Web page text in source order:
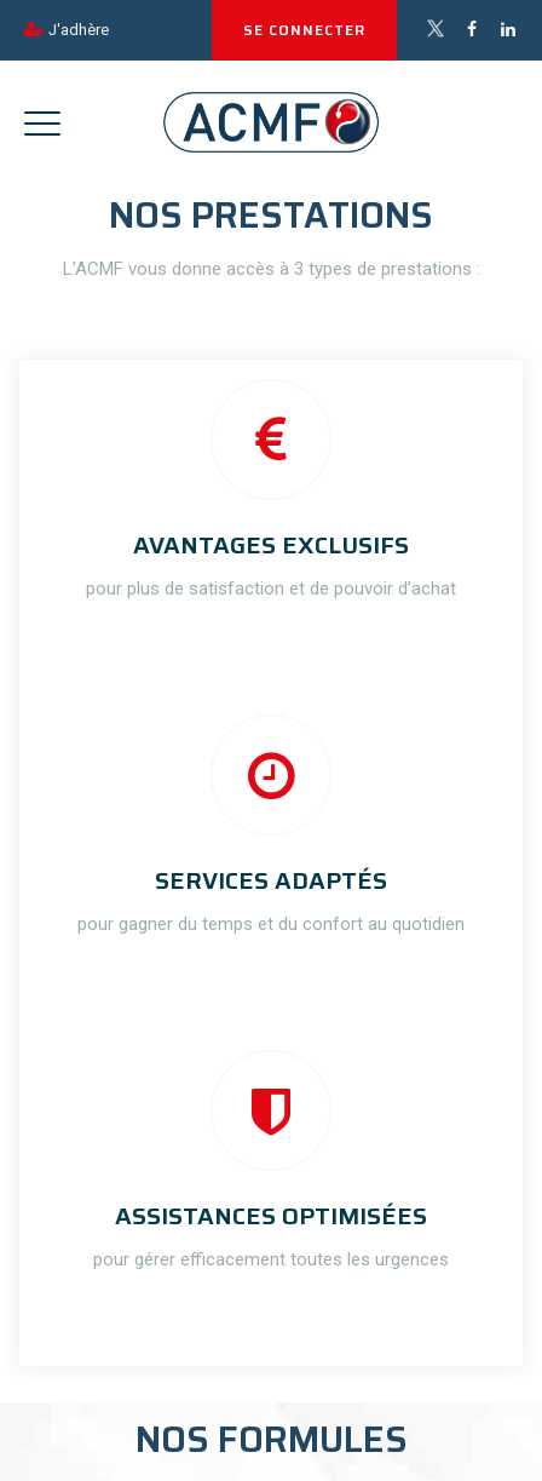
J'adhère SE CONNECTER
NOS PRESTATIONS
L’ACMF vous donne accès à 3 types de prestations :
AVANTAGES EXCLUSIFS
pour plus de satisfaction et de pouvoir d’achat
SERVICES ADAPTÉS
pour gagner du temps et du confort au quotidien
ASSISTANCES OPTIMISÉES
pour gérer efficacement toutes les urgences
NOS FORMULES